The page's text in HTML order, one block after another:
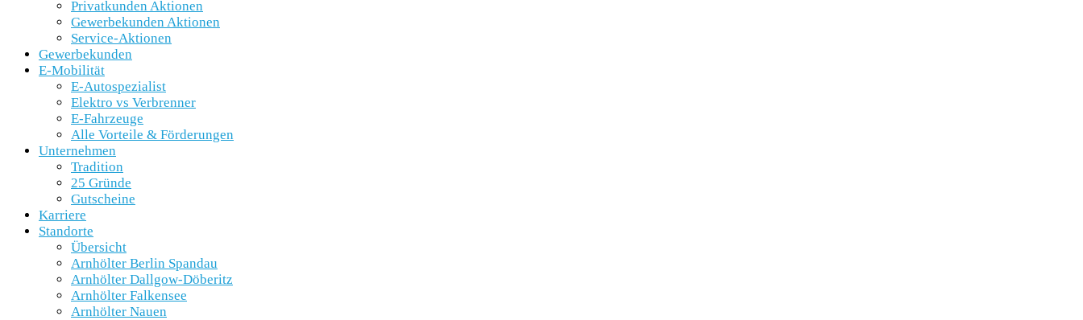
Privatkunden Aktionen
Gewerbekunden Aktionen
Service-Aktionen
Gewerbekunden
E-Mobilität
E-Autospezialist
Elektro vs Verbrenner
E-Fahrzeuge
Alle Vorteile & Förderungen
Unternehmen
Tradition
25 Gründe
Gutscheine
Karriere
Standorte
Übersicht
Arnhölter Berlin Spandau
Arnhölter Dallgow-Döberitz
Arnhölter Falkensee
Arnhölter Nauen